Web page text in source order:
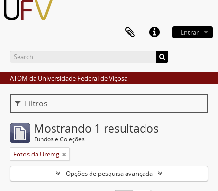
Entrar
ATOM da Universidade Federal de Viçosa
Filtros
Mostrando 1 resultados
Fundos e Coleções
Fotos da Uremg
Opções de pesquisa avançada